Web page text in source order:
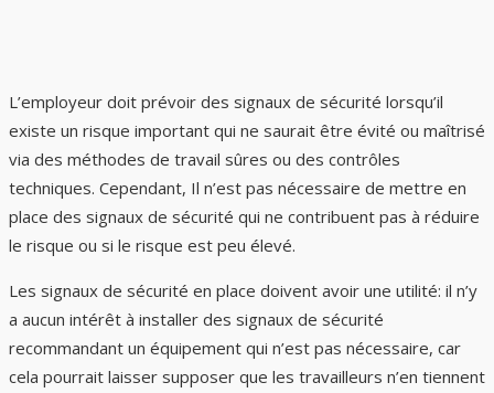
L’employeur doit prévoir des signaux de sécurité lorsqu’il
existe un risque important qui ne saurait être évité ou maîtrisé
via des méthodes de travail sûres ou des contrôles
techniques. Cependant, Il n’est pas nécessaire de mettre en
place des signaux de sécurité qui ne contribuent pas à réduire
le risque ou si le risque est peu élevé.
Les signaux de sécurité en place doivent avoir une utilité: il n’y
a aucun intérêt à installer des signaux de sécurité
recommandant un équipement qui n’est pas nécessaire, car
cela pourrait laisser supposer que les travailleurs n’en tiennent